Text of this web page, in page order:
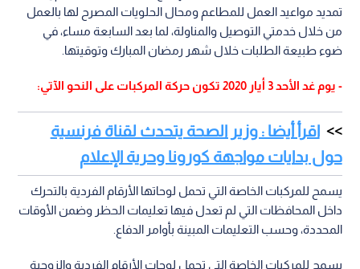
تمديد مواعيد العمل للمطاعم ومحال الحلويات المصرح لها بالعمل
من خلال خدمتي التوصيل والمناولة، لما بعد السابعة مساء، في
ضوء طبيعة الطلبات خلال شهر رمضان المبارك وتوقيتها.
- يوم غد الأحد 3 أيار 2020 تكون حركة المركبات على النحو الآتي:
اقرأ أيضا : وزير الصحة يتحدث لقناة فرنسية
حول بدايات مواجهة كورونا وحرية الإعلام
يسمح للمركبات الخاصة التي تحمل لوحاتها الأرقام الفردية بالتحرك
داخل المحافظات التي لم تعدل فيها تعليمات الحظر وضمن الأوقات
المحددة، وحسب التعليمات المبينة بأوامر الدفاع.
يسمح للمركبات الخاصة التي تحمل لوحات الأرقام الفردية والزوجية